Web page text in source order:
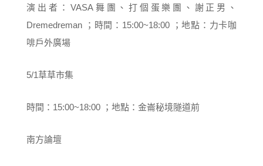
演出者：VASA舞團、打個蛋樂團、謝正男、
Dremedreman ；時間：15:00~18:00 ；地點：力卡咖
啡戶外廣場
5/1草草市集
時間：15:00~18:00 ；地點：金崙秘境隧道前
南方論壇